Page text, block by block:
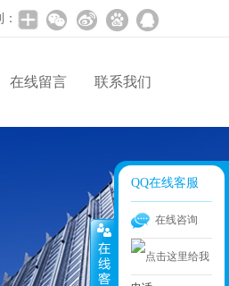
在线留言 联系我们
QQ在线客服
在线咨询